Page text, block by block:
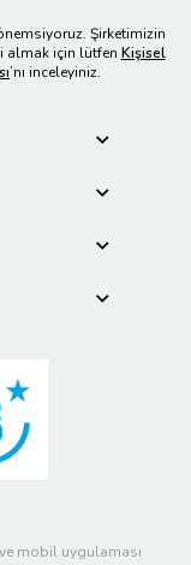
Şirketimizin
almak için lütfen Kişisel
’nı inceleyiniz.
mobil uygulaması